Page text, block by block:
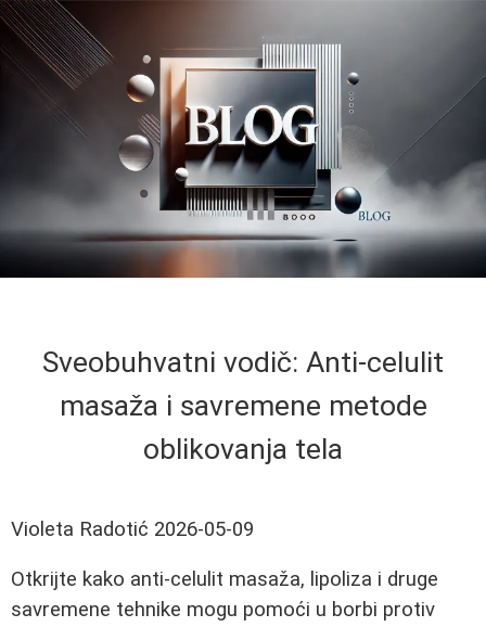
Sveobuhvatni vodič: Anti-celulit
masaža i savremene metode
oblikovanja tela
Violeta Radotić 2026-05-09
Otkrijte kako anti-celulit masaža, lipoliza i druge
savremene tehnike mogu pomoći u borbi protiv